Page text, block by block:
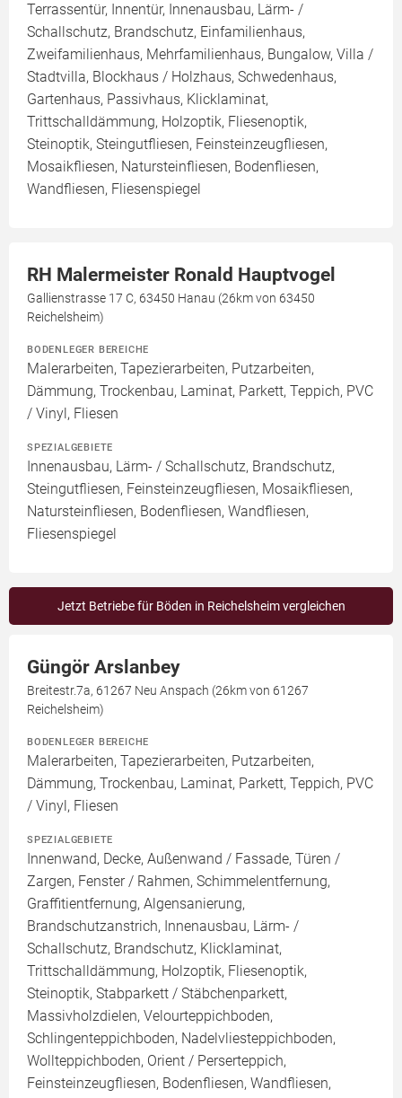
Terrassentür, Innentür, Innenausbau, Lärm- /
Schallschutz, Brandschutz, Einfamilienhaus,
Zweifamilienhaus, Mehrfamilienhaus, Bungalow, Villa /
Stadtvilla, Blockhaus / Holzhaus, Schwedenhaus,
Gartenhaus, Passivhaus, Klicklaminat,
Trittschalldämmung, Holzoptik, Fliesenoptik,
Steinoptik, Steingutfliesen, Feinsteinzeugfliesen,
Mosaikfliesen, Natursteinfliesen, Bodenfliesen,
Wandfliesen, Fliesenspiegel
RH Malermeister Ronald Hauptvogel
Gallienstrasse 17 C, 63450 Hanau (26km von 63450
Reichelsheim)
BODENLEGER BEREICHE
Malerarbeiten, Tapezierarbeiten, Putzarbeiten,
Dämmung, Trockenbau, Laminat, Parkett, Teppich, PVC
/ Vinyl, Fliesen
SPEZIALGEBIETE
Innenausbau, Lärm- / Schallschutz, Brandschutz,
Steingutfliesen, Feinsteinzeugfliesen, Mosaikfliesen,
Natursteinfliesen, Bodenfliesen, Wandfliesen,
Fliesenspiegel
Jetzt Betriebe für Böden in Reichelsheim vergleichen
Güngör Arslanbey
Breitestr.7a, 61267 Neu Anspach (26km von 61267
Reichelsheim)
BODENLEGER BEREICHE
Malerarbeiten, Tapezierarbeiten, Putzarbeiten,
Dämmung, Trockenbau, Laminat, Parkett, Teppich, PVC
/ Vinyl, Fliesen
SPEZIALGEBIETE
Innenwand, Decke, Außenwand / Fassade, Türen /
Zargen, Fenster / Rahmen, Schimmelentfernung,
Graffitientfernung, Algensanierung,
Brandschutzanstrich, Innenausbau, Lärm- /
Schallschutz, Brandschutz, Klicklaminat,
Trittschalldämmung, Holzoptik, Fliesenoptik,
Steinoptik, Stabparkett / Stäbchenparkett,
Massivholzdielen, Velourteppichboden,
Schlingenteppichboden, Nadelvliesteppichboden,
Wollteppichboden, Orient / Perserteppich,
Feinsteinzeugfliesen, Bodenfliesen, Wandfliesen,